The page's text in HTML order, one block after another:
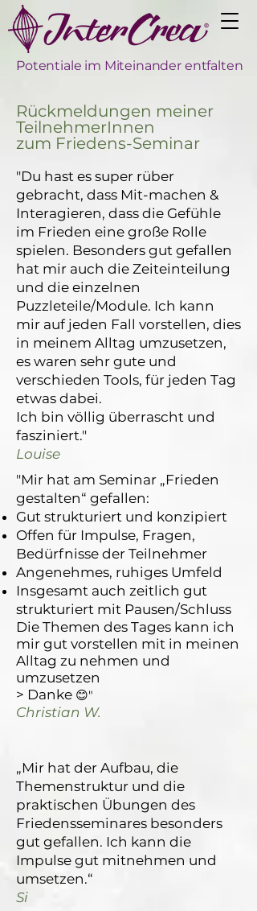
Potentiale im Miteinander entfalten
Rückmeldungen meiner
TeilnehmerInnen
zum Friedens-Seminar
"Du hast es super rüber
gebracht, dass Mit-machen &
Interagieren, dass die Gefühle
im Frieden eine große Rolle
spielen. Besonders gut gefallen
hat mir auch die Zeiteinteilung
und die einzelnen
Puzzleteile/Module. Ich kann
mir auf jeden Fall vorstellen, dies
in meinem Alltag umzusetzen,
es waren sehr gute und
verschieden Tools, für jeden Tag
etwas dabei.
Ich bin völlig überrascht und
fasziniert."
Louise
"Mir hat am Seminar „Frieden
gestalten“ gefallen:
Gut strukturiert und konzipiert
Offen für Impulse, Fragen,
Bedürfnisse der Teilnehmer
Angenehmes, ruhiges Umfeld
Insgesamt auch zeitlich gut
strukturiert mit Pausen/Schluss
Die Themen des Tages kann ich
mir gut vorstellen mit in meinen
Alltag zu nehmen und
umzusetzen
> Danke 😊"
Christian W.
„Mir hat der Aufbau, die
Themenstruktur und die
praktischen Übungen des
Friedensseminares besonders
gut gefallen. Ich kann die
Impulse gut mitnehmen und
umsetzen.“​
Si